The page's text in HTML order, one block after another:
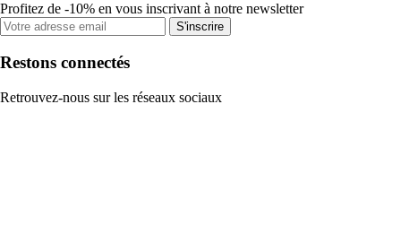
Profitez de -10% en vous inscrivant à notre newsletter
S'inscrire
Restons connectés
Retrouvez-nous sur les réseaux sociaux